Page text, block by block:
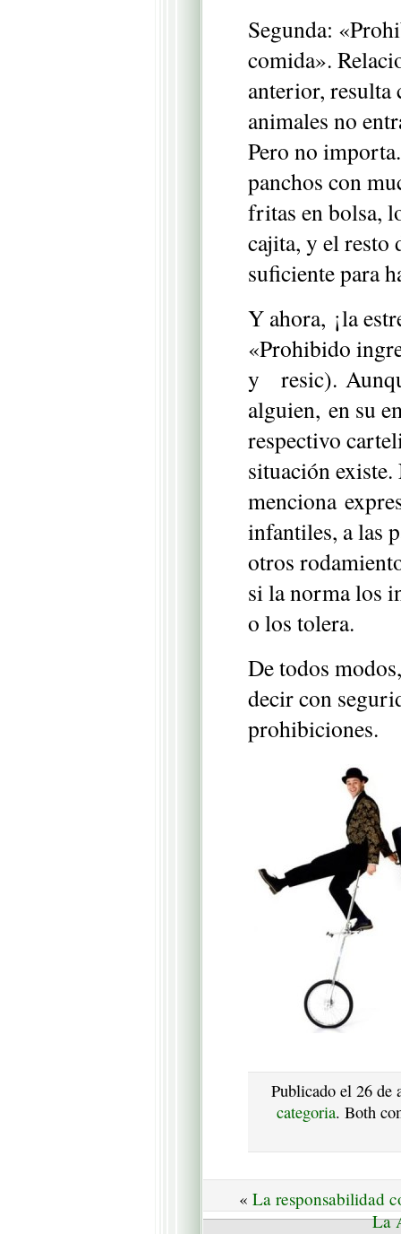
Segunda:
comida».
anterior,
animales no
Pero no
panchos con
fritas en bolsa,
cajita, y el resto
suficiente para
Y ahora, ¡la
«Prohibido
y resic).
alguien, en su
respectivo
situación existe.
menciona
infantiles, a las
otros
si la norma los
o los tolera.
De todos
decir con
prohibiciones.
Publicado el 26
categoria. Both
« La responsabilidad
La